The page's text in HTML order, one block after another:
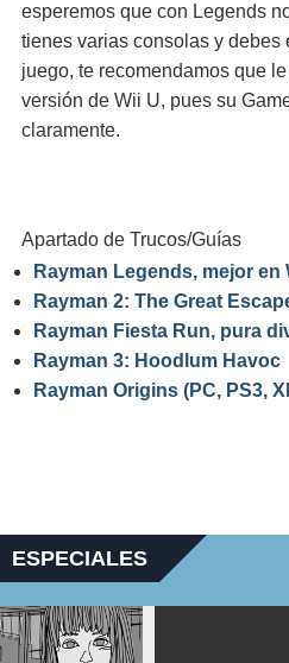
esperemos que con Legends
tienes varias consolas y debes
juego, te recomendamos que
versión de Wii U, pues su
claramente.
Apartado de Trucos/Guías
Rayman Legends, mejor en
Rayman 2: The Great
Rayman Fiesta Run, pura
Rayman 3: Hoodlum Havoc
Rayman Origins (PC, PS3,
ESPECIALES